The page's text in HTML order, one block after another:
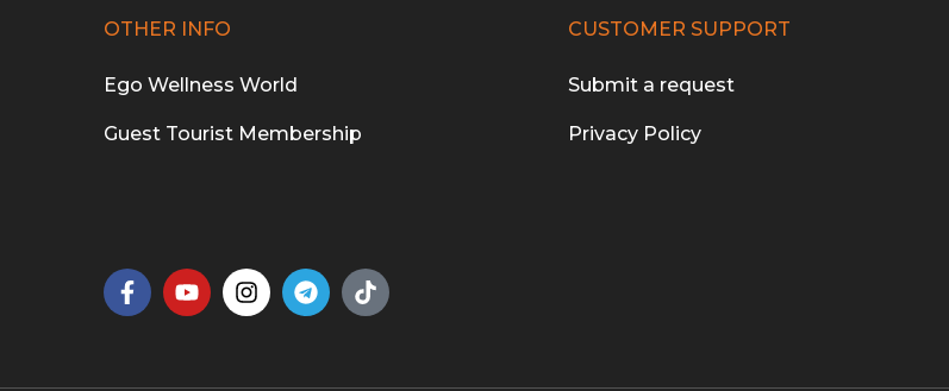
OTHER INFO
Ego Wellness World
Guest Tourist Membership
CUSTOMER SUPPORT
Submit a request
Privacy Policy